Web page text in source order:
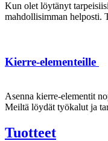
Kun olet löytänyt
mahdollisimman helposti.
Kierre-elementeille
Asenna kierre-elementit
Meiltä löydät työkalut ja
Tuotteet